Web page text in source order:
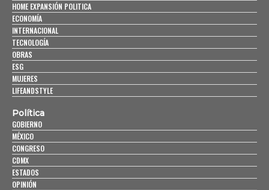
HOME EXPANSIÓN POLITICA
ECONOMÍA
INTERNACIONAL
TECNOLOGÍA
OBRAS
ESG
MUJERES
LIFEANDSTYLE
Política
GOBIERNO
MÉXICO
CONGRESO
CDMX
ESTADOS
OPINIÓN